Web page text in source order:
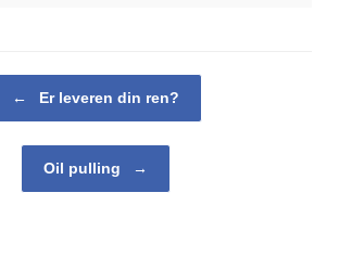
← Er leveren din ren?
Oil pulling →